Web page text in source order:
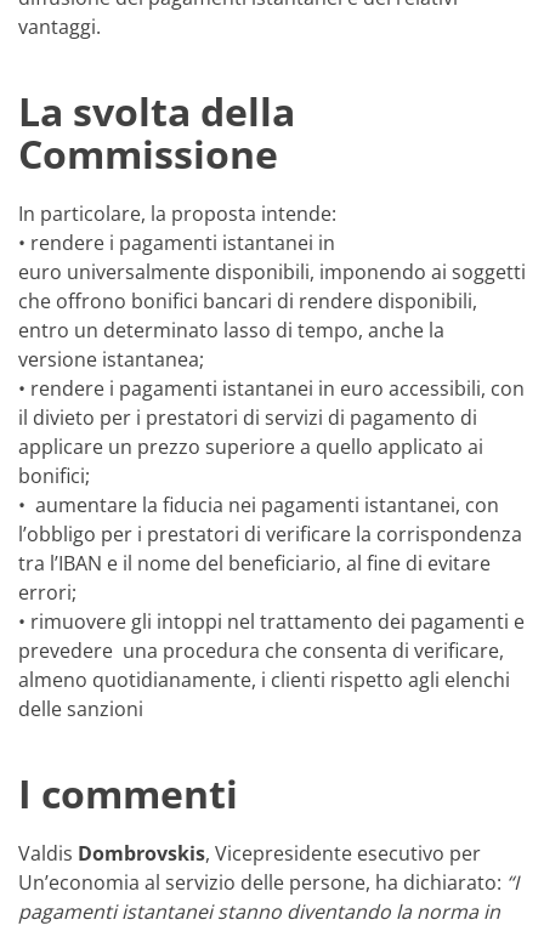
vantaggi.
La svolta della
Commissione
In particolare, la proposta intende:
• rendere i pagamenti istantanei in
euro universalmente disponibili, imponendo ai soggetti
che offrono bonifici bancari di rendere disponibili,
entro un determinato lasso di tempo, anche la
versione istantanea;
• rendere i pagamenti istantanei in euro accessibili, con
il divieto per i prestatori di servizi di pagamento di
applicare un prezzo superiore a quello applicato ai
bonifici;
• aumentare la fiducia nei pagamenti istantanei, con
l’obbligo per i prestatori di verificare la corrispondenza
tra l’IBAN e il nome del beneficiario, al fine di evitare
errori;
• rimuovere gli intoppi nel trattamento dei pagamenti e
prevedere una procedura che consenta di verificare,
almeno quotidianamente, i clienti rispetto agli elenchi
delle sanzioni
I commenti
Valdis Dombrovskis, Vicepresidente esecutivo per
Un’economia al servizio delle persone, ha dichiarato: “I
pagamenti istantanei stanno diventando la norma in